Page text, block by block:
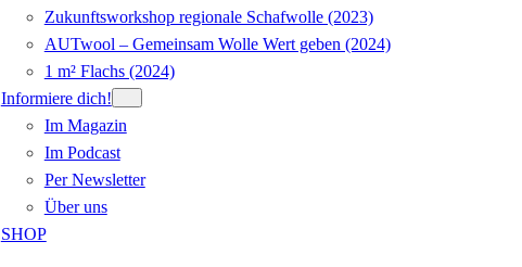
Zukunftsworkshop regionale Schafwolle (2023)
AUTwool – Gemeinsam Wolle Wert geben (2024)
1 m² Flachs (2024)
Informiere dich!
Im Magazin
Im Podcast
Per Newsletter
Über uns
SHOP